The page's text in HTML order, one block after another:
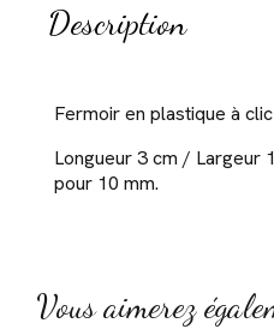
Description
Fermoir en plastique à
Longueur 3 cm / Largeur
pour 10 mm.
Vous aimerez